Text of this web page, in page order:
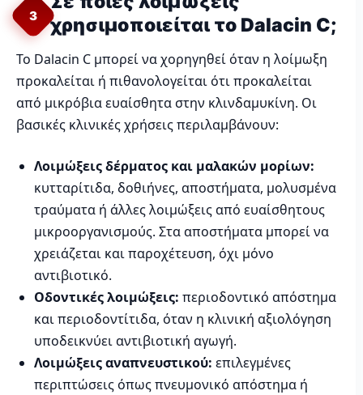
3
χρησιμοποιείται το Dalacin C;
Το Dalacin C μπορεί να χορηγηθεί όταν η λοίμωξη
προκαλείται ή πιθανολογείται ότι προκαλείται
από μικρόβια ευαίσθητα στην κλινδαμυκίνη. Οι
βασικές κλινικές χρήσεις περιλαμβάνουν:
Λοιμώξεις δέρματος και μαλακών μορίων:
κυτταρίτιδα, δοθιήνες, αποστήματα, μολυσμένα
τραύματα ή άλλες λοιμώξεις από ευαίσθητους
μικροοργανισμούς. Στα αποστήματα μπορεί να
χρειάζεται και παροχέτευση, όχι μόνο
αντιβιοτικό.
Οδοντικές λοιμώξεις: περιοδοντικό απόστημα
και περιοδοντίτιδα, όταν η κλινική αξιολόγηση
υποδεικνύει αντιβιοτική αγωγή.
Λοιμώξεις αναπνευστικού: επιλεγμένες
περιπτώσεις όπως πνευμονικό απόστημα ή